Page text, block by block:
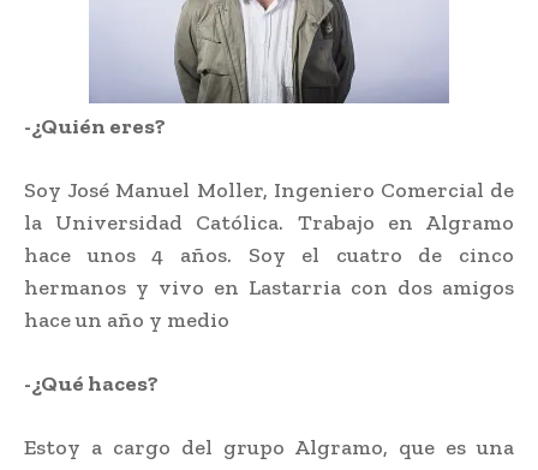
-¿Quién eres?
Soy José Manuel Moller, Ingeniero Comercial de
la Universidad Católica. Trabajo en Algramo
hace unos 4 años. Soy el cuatro de cinco
hermanos y vivo en Lastarria con dos amigos
hace un año y medio
-¿Qué haces?
Estoy a cargo del grupo Algramo, que es una